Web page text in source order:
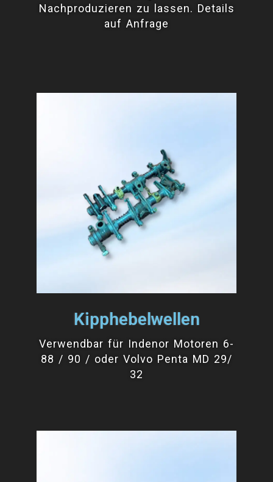
Nachproduzieren zu lassen. Details
auf Anfrage
Kipphebelwellen
Verwendbar für Indenor Motoren 6-
88 / 90 / oder Volvo Penta MD 29/
32